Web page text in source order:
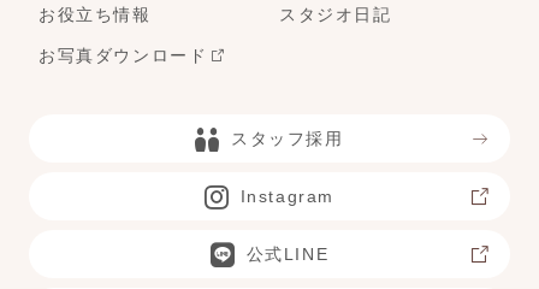
お役立ち情報 スタジオ日記
お写真ダウンロード
スタッフ採用
Instagram
公式LINE